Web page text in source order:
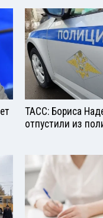
ТАСС: Бориса
отпустили из